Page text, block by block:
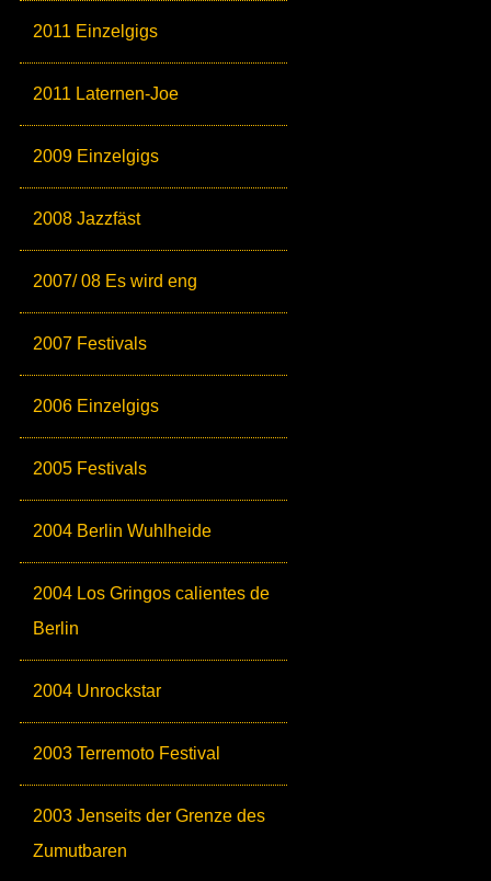
2011 Einzelgigs
2011 Laternen-Joe
2009 Einzelgigs
2008 Jazzfäst
2007/ 08 Es wird eng
2007 Festivals
2006 Einzelgigs
2005 Festivals
2004 Berlin Wuhlheide
2004 Los Gringos calientes de
Berlin
2004 Unrockstar
2003 Terremoto Festival
2003 Jenseits der Grenze des
Zumutbaren